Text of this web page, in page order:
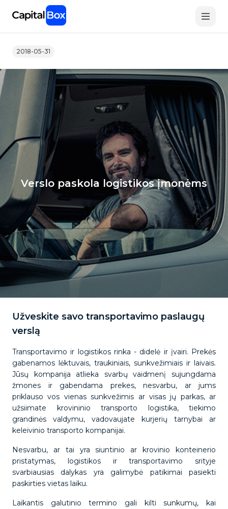
content
2018-05-31
Verslo paskola logistikos įmonėms
Užveskite savo transportavimo paslaugų
verslą
Transportavimo ir logistikos rinka - didelė ir įvairi. Prekės
gabenamos lėktuvais, traukiniais, sunkvežimiais ir laivais.
Jūsų kompanija atlieka svarbų vaidmenį sujungdama
žmones ir gabendama prekes, nesvarbu, ar jums
priklauso vos vienas sunkvežimis ar visas jų parkas, ar
užsiimate krovininio transporto logistika, tiekimo
grandinės valdymu, vadovaujate kurjerių tarnybai ar
keleivinio transporto kompanijai.
Nesvarbu, ar tai yra siuntinio ar krovinio konteinerio
pristatymas, logistikos ir transportavimo srityje
svarbiausias dalykas yra galimybė patikimai pasiekti
paskirties vietas laiku.
Laikantis galutinio termino gali kilti sunkumų, kai